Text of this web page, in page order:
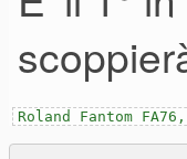
Roland Fantom